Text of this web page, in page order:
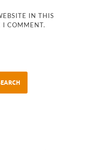
IN THIS
I COMMENT.